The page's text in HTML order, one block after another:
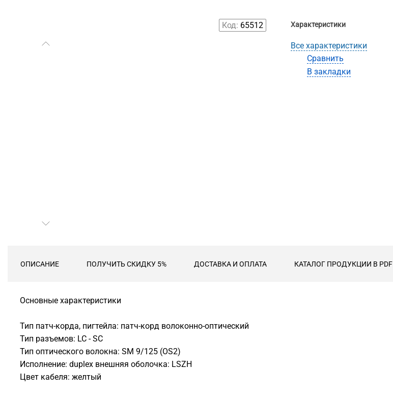
Код: 65512 Характеристики
Все характеристики
Сравнить
В закладки
ОПИСАНИЕ ПОЛУЧИТЬ СКИДКУ 5% ДОСТАВКА И ОПЛАТА КАТАЛОГ ПРОДУКЦИИ В PDF
Основные характеристики
Тип патч-корда, пигтейла: патч-корд волоконно-оптический
Тип разъемов: LC - SC
Тип оптического волокна: SM 9/125 (OS2)
Исполнение: duplex внешняя оболочка: LSZH
Цвет кабеля: желтый